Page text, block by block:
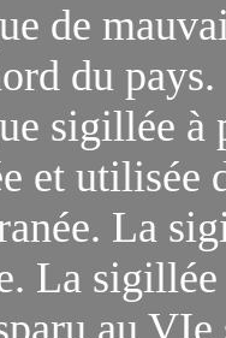
de
du
sigillée à
et utilisée
La
La
au VIe